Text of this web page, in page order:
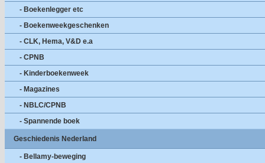
- Boekenlegger etc
- Boekenweekgeschenken
- CLK, Hema, V&D e.a
- CPNB
- Kinderboekenweek
- Magazines
- NBLC/CPNB
- Spannende boek
Geschiedenis Nederland
- Bellamy-beweging